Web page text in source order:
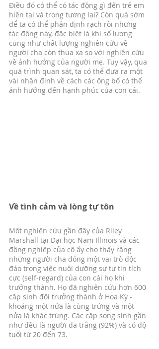
Điều đó có thể có tác động gì đến trẻ em
hiện tại và trong tương lai? Còn quá sớm
để ta có thể phân định rạch ròi những
tác động này, đặc biệt là khi số lượng
cũng như chất lượng nghiên cứu về
người cha còn thua xa so với nghiên cứu
về ảnh hưởng của người mẹ. Tuy vậy, qua
quá trình quan sát, ta có thể đưa ra một
vài nhận định về cách các ông bố có thể
ảnh hưởng đến hạnh phúc của con cái.
Về tình cảm và lòng tự tôn
Một nghiên cứu gần đây của Riley
Marshall tại Đại học Nam Illinois và các
đồng nghiệp của cô ấy cho thấy rằng
những người cha đóng một vai trò độc
đáo trong việc nuôi dưỡng sự tự tin tích
cực (self-regard) của con cái họ khi
trưởng thành. Họ đã nghiên cứu hơn 600
cặp sinh đôi trưởng thành ở Hoa Kỳ -
khoảng một nửa là cùng trứng và một
nửa là khác trứng. Các cặp song sinh gần
như đều là người da trắng (92%) và có độ
tuổi từ 20 đến 73.